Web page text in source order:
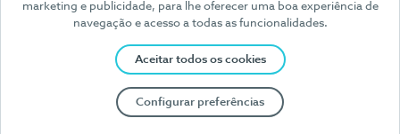
marketing e publicidade, para lhe oferecer uma boa experiência de
navegação e acesso a todas as funcionalidades.
Aceitar todos os cookies
Configurar preferências